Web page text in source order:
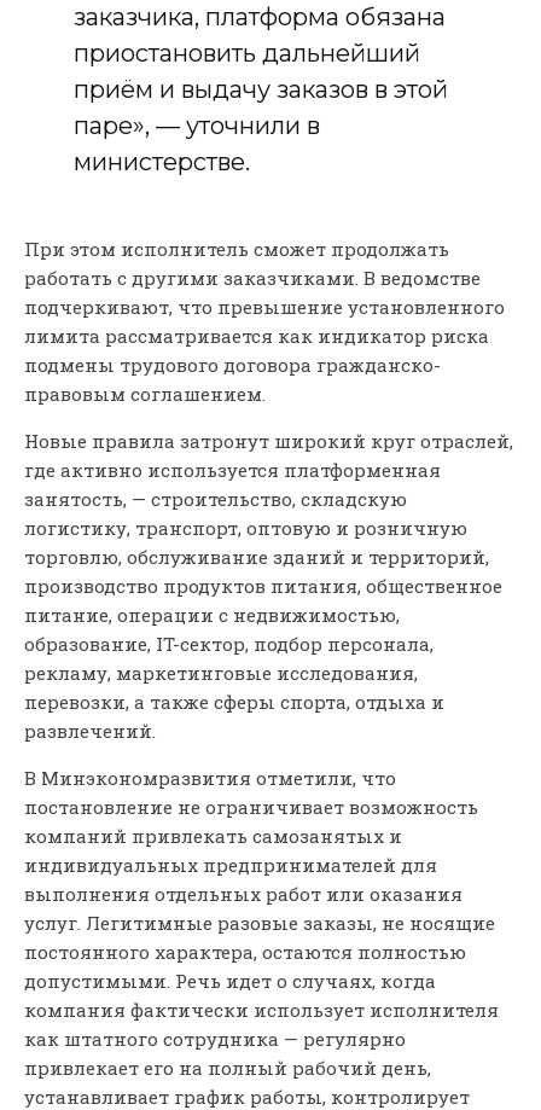
заказчика, платформа обязана
приостановить дальнейший
приём и выдачу заказов в этой
паре», — уточнили в
министерстве.
При этом исполнитель сможет продолжать
работать с другими заказчиками. В ведомстве
подчеркивают, что превышение установленного
лимита рассматривается как индикатор риска
подмены трудового договора гражданско-
правовым соглашением.
Новые правила затронут широкий круг отраслей,
где активно используется платформенная
занятость, — строительство, складскую
логистику, транспорт, оптовую и розничную
торговлю, обслуживание зданий и территорий,
производство продуктов питания, общественное
питание, операции с недвижимостью,
образование, IT-сектор, подбор персонала,
рекламу, маркетинговые исследования,
перевозки, а также сферы спорта, отдыха и
развлечений.
В Минэкономразвития отметили, что
постановление не ограничивает возможность
компаний привлекать самозанятых и
индивидуальных предпринимателей для
выполнения отдельных работ или оказания
услуг. Легитимные разовые заказы, не носящие
постоянного характера, остаются полностью
допустимыми. Речь идет о случаях, когда
компания фактически использует исполнителя
как штатного сотрудника — регулярно
привлекает его на полный рабочий день,
устанавливает график работы, контролирует